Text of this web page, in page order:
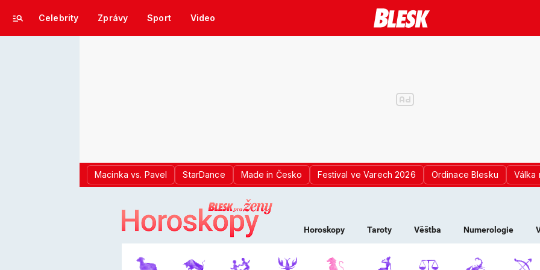
Celebrity Zprávy Sport Video
Macinka vs. Pavel StarDance Made in Česko Festival ve Varech 2026 Ordinace Blesku Válka
LOGO BLESK PRO ŽENY -
Horoskopy Taroty Věštba Numerologie